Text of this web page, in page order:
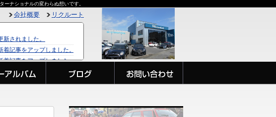
ナショナルの変わらぬ想いです。
会社概要 リクルート